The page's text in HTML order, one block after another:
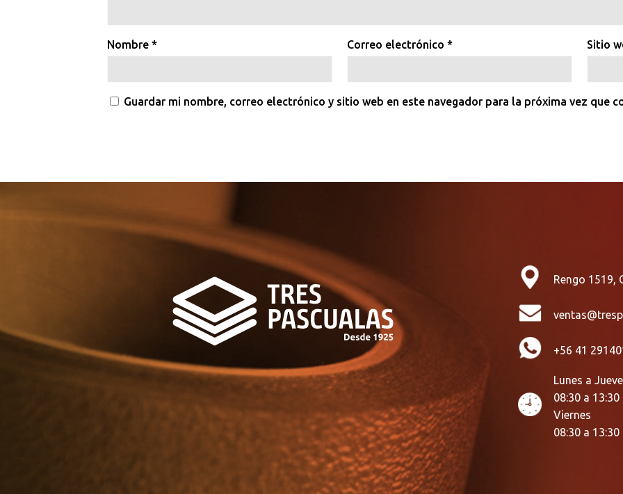
Nombre * Correo electrónico * Sitio
Guardar mi nombre, correo electrónico y sitio web en este navegador para la próxima vez que
Rengo 1519,
+56 41
Lunes a
08:30 a
Viernes
08:30 a